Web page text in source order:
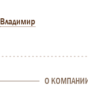
Владимир
О